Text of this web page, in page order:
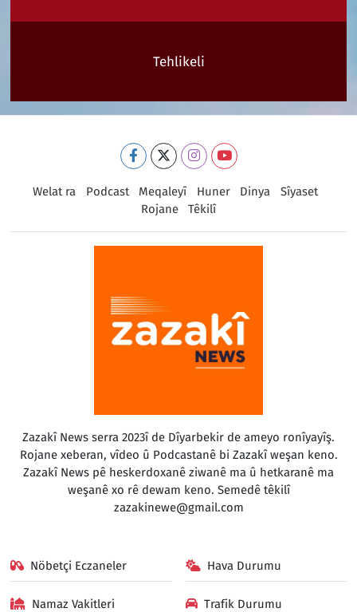
Tehlikeli
Welat ra Podcast Meqaleyî Huner Dinya
Sîyaset
Rojane
Têkilî
Zazakî News serra 2023î de Dîyarbekir de ameyo ronîyayîş.
Rojane xeberan, vîdeo û Podcastanê bi Zazakî weşan keno.
Zazakî News pê heskerdoxanê ziwanê ma û hetkaranê ma
weşanê xo rê dewam keno. Semedê têkilî
zazakinewe@gmail.com
Nöbetçi Eczaneler Hava Durumu
Namaz Vakitleri Trafik Durumu